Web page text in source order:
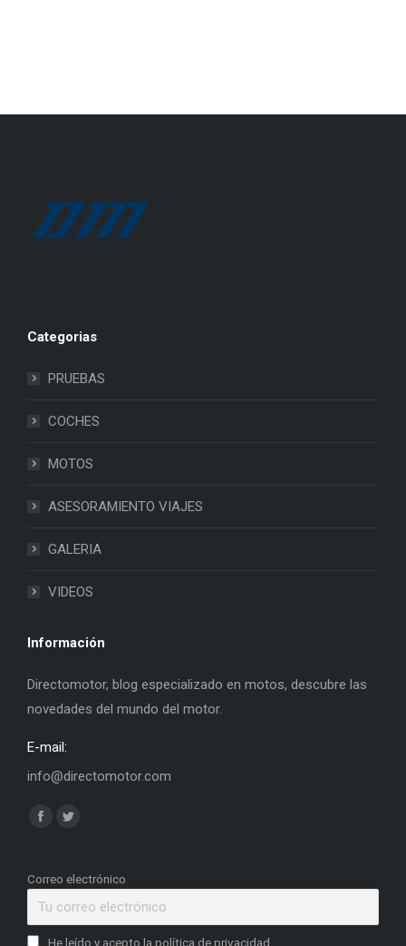
Categorias
PRUEBAS
COCHES
MOTOS
ASESORAMIENTO VIAJES
GALERIA
VIDEOS
Información
Directomotor, blog especializado en motos, descubre las
novedades del mundo del motor.
E-mail:
info@directomotor.com
Find us on:
Facebook
opens
Twitter
opens
Correo electrónico
He leído y acepto la política de privacidad